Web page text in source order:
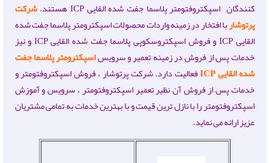
کنندگان اسپکتروفتومتر پلاسما جفت شده القایی ICP هستند.
شرکت
پرتوشاربا افتخار در زمینه واردات محصولات اسپکترومتر پلاسما جفت شده
القایی ICP و فروش اسپکتروسکوپی پلاسما جفت شده القایی ICP و نیز
خدمات پس از فروش در زمینه تعمیر و سرویساسپکترومتر پلاسما جفت
شده القاییICPفعالیت دارد.شرکت پرتوشار ، فروش اسپکتروفتومتر و
خدمات پس از فروش آن نظیر تعمیر اسپکتروفتومتر ، سرویس و آموزش
اسپکتروفتومتر را با نازل ترین قیمت و با بهترین خدمات به تمامی مشتریان
عزیز ارائه می نماید.